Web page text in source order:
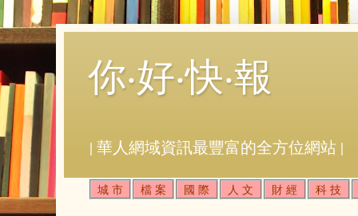
你‧好‧快‧報
| 華人網域資訊最豐富的全方位網站 |
城 市 檔 案 國 際 人 文 財 經 科 技